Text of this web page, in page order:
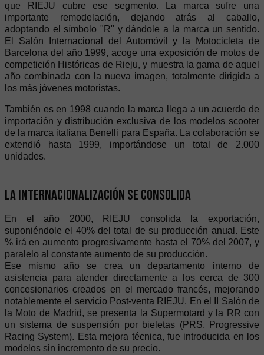
que RIEJU cubre ese segmento. La marca sufre una
importante remodelación, dejando atrás al caballo,
adoptando el símbolo "R" y dándole a la marca un sentido.
El Salón Internacional del Automóvil y la Motocicleta de
Barcelona del año 1999, acoge una exposición de motos de
competición Históricas de Rieju, y muestra la gama de aquel
año combinada con la nueva imagen, totalmente dirigida a
los más jóvenes motoristas.
También es en 1998 cuando la marca llega a un acuerdo de
importación y distribución exclusiva de los modelos scooter
de la marca italiana Benelli para España. La colaboración se
extendió hasta 1999, importándose un total de 2.000
unidades.
La internacionalización se consolida
En el año 2000, RIEJU consolida la exportación,
suponiéndole el 40% del total de su producción anual. Este
% irá en aumento progresivamente hasta el 70% del 2007, y
paralelo al constante aumento de su producción.
Ese mismo año se crea un departamento interno de
asistencia para atender directamente a los cerca de 300
concesionarios creados en el mercado francés, mejorando
notablemente el servicio Post-venta RIEJU. En el II Salón de
la Moto de Madrid, se presenta la Supermotard y la RR con
un sistema de suspensión por bieletas (PRS, Progressive
Racing System). Esta mejora técnica, fue introducida en los
modelos sin incremento de su precio.